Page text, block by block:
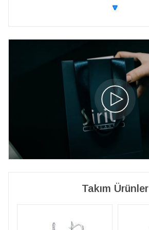
🔽
Takım Ürünler